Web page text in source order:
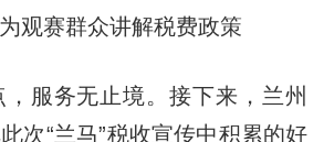
观赛群众讲解税费政策
务无止境。接下来，兰州
次“兰马”税收宣传中积累的好